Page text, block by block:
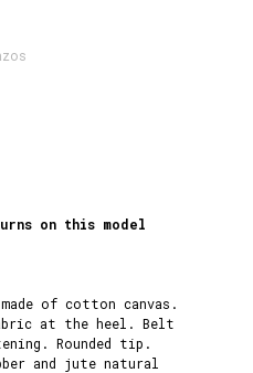
on this model
of cotton canvas.
at the heel. Belt
Rounded tip.
and jute natural